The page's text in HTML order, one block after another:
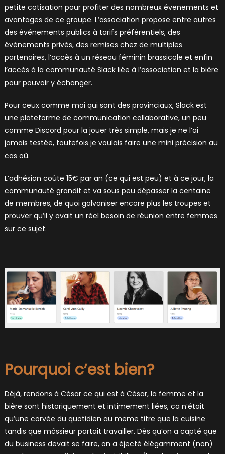
petite cotisation pour profiter des nombreux évenements et
avantages de ce groupe. L’association propose entre autres
des événements publics à tarifs préférentiels, des
événements privés, des remises chez de multiples
partenaires, l’accès à un réseau féminin brassicole et enfin
l’accès à la communauté Slack liée à l’association et la bière
pour pouvoir y échanger.
Pour ceux comme moi qui sont des provinciaux, Slack est
une plateforme de communication collaborative, un peu
comme Discord pour la jouer très simple, mais je ne l’ai
jamais testée, toutefois je voulais faire une mini précision au
cas où.
L’adhésion coûte 15€ par an (ce qui est peu) et à ce jour, la
communauté grandit et va sous peu dépasser la centaine
de membres, de quoi galvaniser encore plus les troupes et
prouver qu’il y avait un réel besoin de réunion entre femmes
sur ce sujet.
Pourquoi c’est bien?
Déjà, rendons à César ce qui est à César, la femme et la
bière sont historiquement et intimement liées, ca n’était
qu’une corvée du quotidien au meme titre que la cuisine
tandis que môssieur partait travailler. Dès qu’on a capté que
du business devait se faire, on a éjecté élégamment (non)